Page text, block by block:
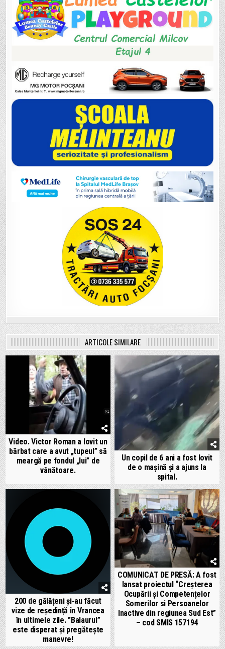
ARTICOLE SIMILARE
Video. Victor Roman a lovit un
bărbat care a avut „tupeul” să
meargă pe fondul „lui” de
vânătoare.
Un copil de 6 ani a fost lovit
de o mașină și a ajuns la
spital.
200 de gălățeni și-au făcut
vize de reședință în Vrancea
în ultimele zile. ”Balaurul”
este disperat și pregătește
manevre!
COMUNICAT DE PRESĂ: A fost
lansat proiectul “Creșterea
Ocupării și Competențelor
Somerilor si Persoanelor
Inactive din regiunea Sud Est”
– cod SMIS 157194